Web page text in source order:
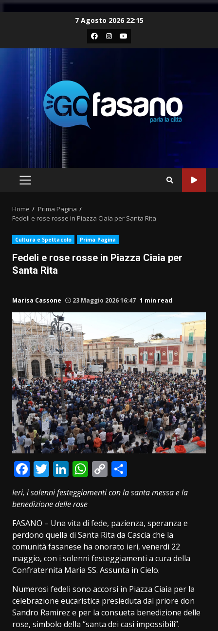
7 Agosto 2026 22:15
Facebook
Instagram
Youtube
PRIMARY
Home
Prima Pagina
Fedeli e rose rosse in Piazza Ciaia per Santa Rita
Cultura e Spettacolo Prima Pagina
Fedeli e rose rosse in Piazza Ciaia per
Santa Rita
Marisa Cassone 23 Maggio 2026 16:47 1 min read
Facebook
Twitter
LinkedIn
WhatsApp
Copy
Link
Ieri, i solenni festeggiamenti con la santa messa e la
benedizione delle rose
FASANO – Una vita di fede, pazienza, speranza e
perdono quella di Santa Rita da Cascia che la
comunità fasanese ha onorato ieri, venerdì 22
maggio, con i solenni festeggiamenti a cura della
Confraternita Maria SS. Assunta in Cielo.
Numerosi fedeli sono accorsi in Piazza Ciaia per la
celebrazione eucaristica presieduta dal priore don
Sandro Ramirez e per la consueta benedizione delle
rose, simbolo della “santa dei casi impossibili”.